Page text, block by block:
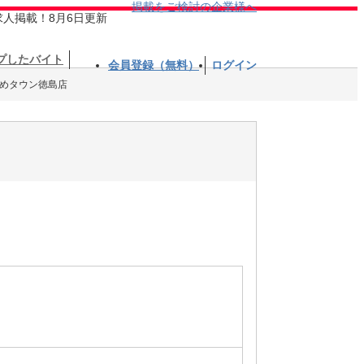
人掲載！8月6日更新
掲載をご検討の企業様へ
したバイト 会員登録（無料） ログイン
タウン徳島店